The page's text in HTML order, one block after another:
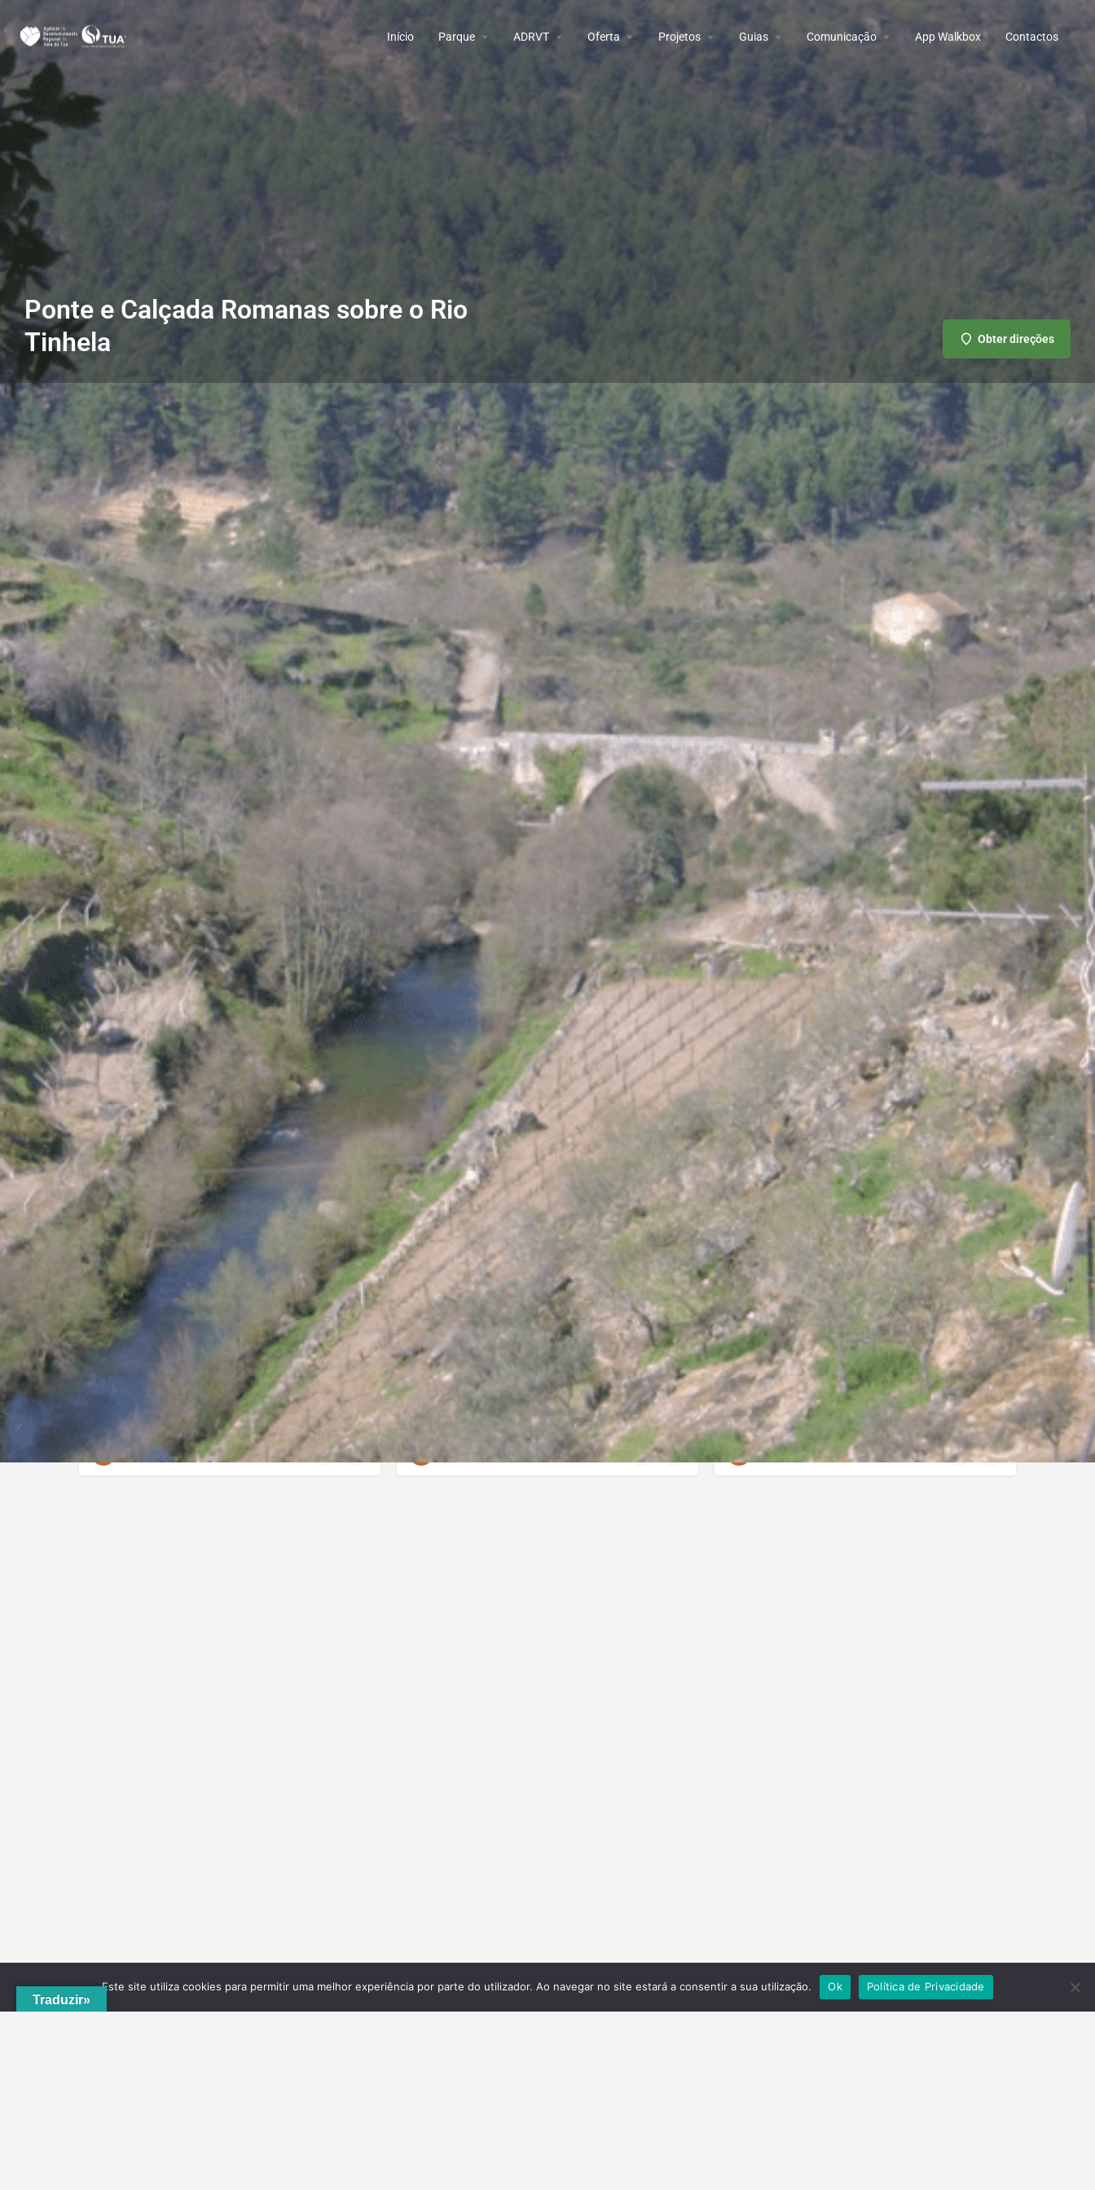
Início Parque ADRVT Oferta Projetos Guias Comunicação App Walkbox Contactos
Ponte e Calçada Romanas sobre o Rio
Tinhela
Obter direções
Perfil Avaliações
Obter Direção Partilhar
Descrição
Arquitetura Civil/ Imóvel de Interesse Público
Ponte medieval, de arco de perfil horizontal com um único arco de volta redonda.
Antes da construção da Ponte Nova sobre o rio Tinhela em 1872 pelo ministério de
Fontes Pereira de Melo, a Ponte Velha ou Ponte Romana era o único ponto de
passagem naquele rio pela estrada Vila Real - Bragança. Conserva um extenso troço
de calçada com lajes de granito nos acessos que descem a encosta a partir do Alto
do Pópulo.
Fonte: DGPC
Localização
Murça, Distrito de Vila Real, Portugal Get Directions
Not Available Today's work schedule is not available
Categoria
Património
Concelho
Murça
You May Also Be Interested In
Arq. Civil / Imóvel de Interesse Público O Couto de Linhares foi pertença da família Sampaio desde o…
Carrazeda de Ansiães
Património
Ruínas da igreja de Ansiães
Arquitetura Religiosa/ Monumento Nacional São Salvador de Ansiães é uma das mais interessantes igrejas…
Carrazeda de Ansiães
Pelourinho de Linhares
Marco Jurisd. / Imóvel de Interesse Público Arquitetura político-administrativa e judicial, seiscentista.…
Carrazeda de Ansiães
Património
Traduzir»
Este site utiliza cookies para permitir uma melhor experiência por parte do utilizador. Ao navegar no site estará a consentir a sua utilização. Ok Política de Privacidade